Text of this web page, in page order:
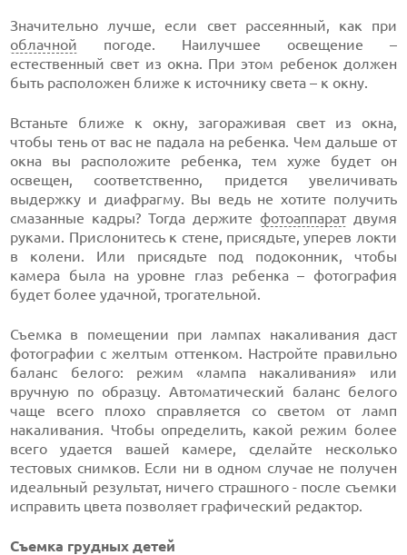
Значительно лучше, если свет рассеянный, как при
облачной погоде. Наилучшее освещение –
естественный свет из окна. При этом ребенок должен
быть расположен ближе к источнику света – к окну.
Встаньте ближе к окну, загораживая свет из окна,
чтобы тень от вас не падала на ребенка. Чем дальше от
окна вы расположите ребенка, тем хуже будет он
освещен, соответственно, придется увеличивать
выдержку и диафрагму. Вы ведь не хотите получить
смазанные кадры? Тогда держите фотоаппаратдвумя
руками. Прислонитесь к стене, присядьте, уперев локти
в колени. Или присядьте под подоконник, чтобы
камера была на уровне глаз ребенка – фотография
будет более удачной, трогательной.
Съемка в помещении при лампах накаливания даст
фотографии с желтым оттенком. Настройте правильно
баланс белого: режим «лампа накаливания» или
вручную по образцу. Автоматический баланс белого
чаще всего плохо справляется со светом от ламп
накаливания. Чтобы определить, какой режим более
всего удается вашей камере, сделайте несколько
тестовых снимков. Если ни в одном случае не получен
идеальный результат, ничего страшного - после съемки
исправить цвета позволяет графический редактор.
Съемка грудных детей